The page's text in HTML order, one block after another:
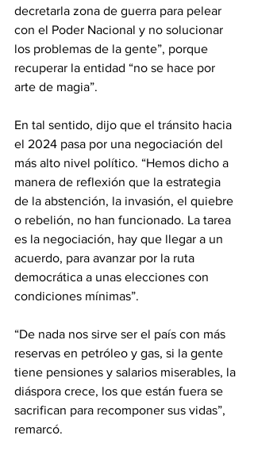
decretarla zona de guerra para pelear
con el Poder Nacional y no solucionar
los problemas de la gente”, porque
recuperar la entidad “no se hace por
arte de magia”.
En tal sentido, dijo que el tránsito hacia
el 2024 pasa por una negociación del
más alto nivel político. “Hemos dicho a
manera de reflexión que la estrategia
de la abstención, la invasión, el quiebre
o rebelión, no han funcionado. La tarea
es la negociación, hay que llegar a un
acuerdo, para avanzar por la ruta
democrática a unas elecciones con
condiciones mínimas”.
“De nada nos sirve ser el país con más
reservas en petróleo y gas, si la gente
tiene pensiones y salarios miserables, la
diáspora crece, los que están fuera se
sacrifican para recomponer sus vidas”,
remarcó.